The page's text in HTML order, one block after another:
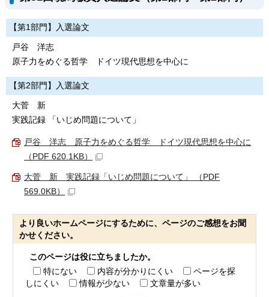
【第1部門】入選論文
戸谷 洋志
原子力をめぐる哲学 ドイツ現代思想を中心に
【第2部門】入選論文
大菅 新
実践記録 「いじめ問題について」
戸谷 洋志 原子力をめぐる哲学 ドイツ現代思想を中心に
（PDF 620.1KB）
大菅 新 実践記録「いじめ問題について」 （PDF
569.0KB）
より良いホームページにするために、ページのご感想をお聞
かせください。
このページは役に立ちましたか。
特にない
内容が分かりにくい
ページを探
しにくい
情報が少ない 文章量が多い